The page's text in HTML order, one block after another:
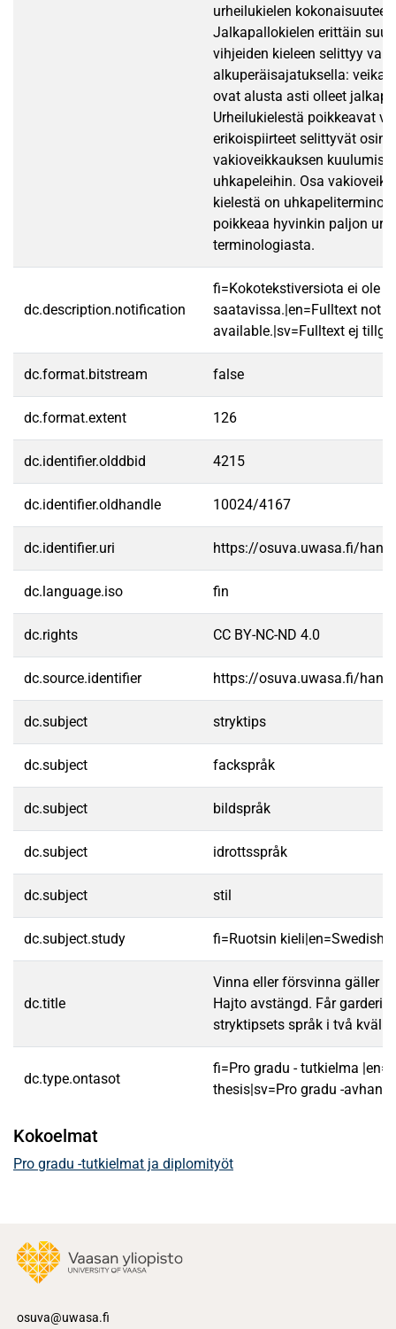
urheilukielen
Jalkapallokielen erittäin
vihjeiden kieleen selittyy
alkuperäisajatuksella:
ovat alusta asti olleet
Urheilukielestä poikkeavat
erikoispiirteet selittyvät osin
vakioveikkauksen
uhkapeleihin. Osa
kielestä on
poikkeaa hyvinkin paljon
terminologiasta.
dc.description.notification
fi=Kokotekstiversiota ei ole
saatavissa.|en=Fulltext not
available.|sv=Fulltext ej
dc.format.bitstream false
dc.format.extent 126
dc.identifier.olddbid 4215
dc.identifier.oldhandle 10024/4167
dc.identifier.uri https://osuva.uwasa.fi/
dc.language.iso fin
dc.rights CC BY-NC-ND 4.0
dc.source.identifier https://osuva.uwasa.fi/
dc.subject stryktips
dc.subject fackspråk
dc.subject bildspråk
dc.subject idrottsspråk
dc.subject stil
dc.subject.study fi=Ruotsin kieli|en=Swedish
dc.title
Vinna eller försvinna gäller
Hajto avstängd. Får
stryktipsets språk i två
dc.type.ontasot
fi=Pro gradu - tutkielma
thesis|sv=Pro gradu -
Kokoelmat
Pro gradu -tutkielmat ja diplomityöt
osuva@uwasa.fi